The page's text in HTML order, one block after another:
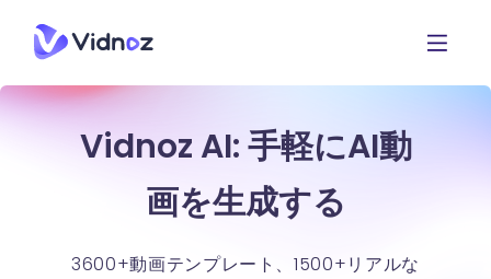
Vidnoz AI: 手軽にAI動
画を生成する
3600+動画テンプレート、1500+リアルな